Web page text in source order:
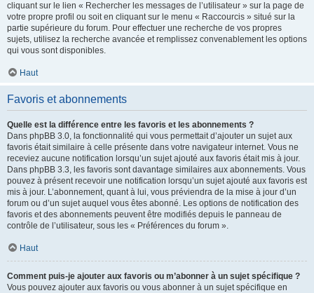
cliquant sur le lien « Rechercher les messages de l’utilisateur » sur la page de
votre propre profil ou soit en cliquant sur le menu « Raccourcis » situé sur la
partie supérieure du forum. Pour effectuer une recherche de vos propres
sujets, utilisez la recherche avancée et remplissez convenablement les options
qui vous sont disponibles.
Haut
Favoris et abonnements
Quelle est la différence entre les favoris et les abonnements ?
Dans phpBB 3.0, la fonctionnalité qui vous permettait d’ajouter un sujet aux
favoris était similaire à celle présente dans votre navigateur internet. Vous ne
receviez aucune notification lorsqu’un sujet ajouté aux favoris était mis à jour.
Dans phpBB 3.3, les favoris sont davantage similaires aux abonnements. Vous
pouvez à présent recevoir une notification lorsqu’un sujet ajouté aux favoris est
mis à jour. L’abonnement, quant à lui, vous préviendra de la mise à jour d’un
forum ou d’un sujet auquel vous êtes abonné. Les options de notification des
favoris et des abonnements peuvent être modifiés depuis le panneau de
contrôle de l’utilisateur, sous les « Préférences du forum ».
Haut
Comment puis-je ajouter aux favoris ou m’abonner à un sujet spécifique ?
Vous pouvez ajouter aux favoris ou vous abonner à un sujet spécifique en